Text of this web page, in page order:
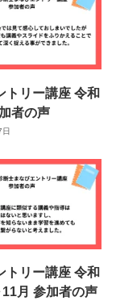
トリー講座 令和
者の声
トリー講座 令和
月 参加者の声